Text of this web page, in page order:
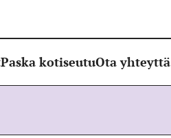
Paska kotiseutuOta yhteyttä